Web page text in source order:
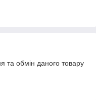
та обмін даного товару